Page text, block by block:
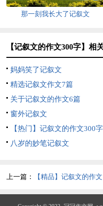
那一刻我长大了记叙文
【记叙文的作文300字】相
妈妈笑了记叙文
精选记叙文作文7篇
关于记叙文的作文6篇
窗外记叙文
【热门】记叙文的作文300字
汇总五篇
八岁的妙笔记叙文
上一篇： 【精品】记叙文的作文